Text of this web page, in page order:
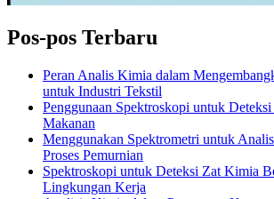
Pos-pos Terbaru
Peran Analis Kimia dalam
untuk Industri Tekstil
Penggunaan Spektroskopi untuk
Makanan
Menggunakan Spektrometri untuk
Proses Pemurnian
Spektroskopi untuk Deteksi Zat Kimia
Lingkungan Kerja